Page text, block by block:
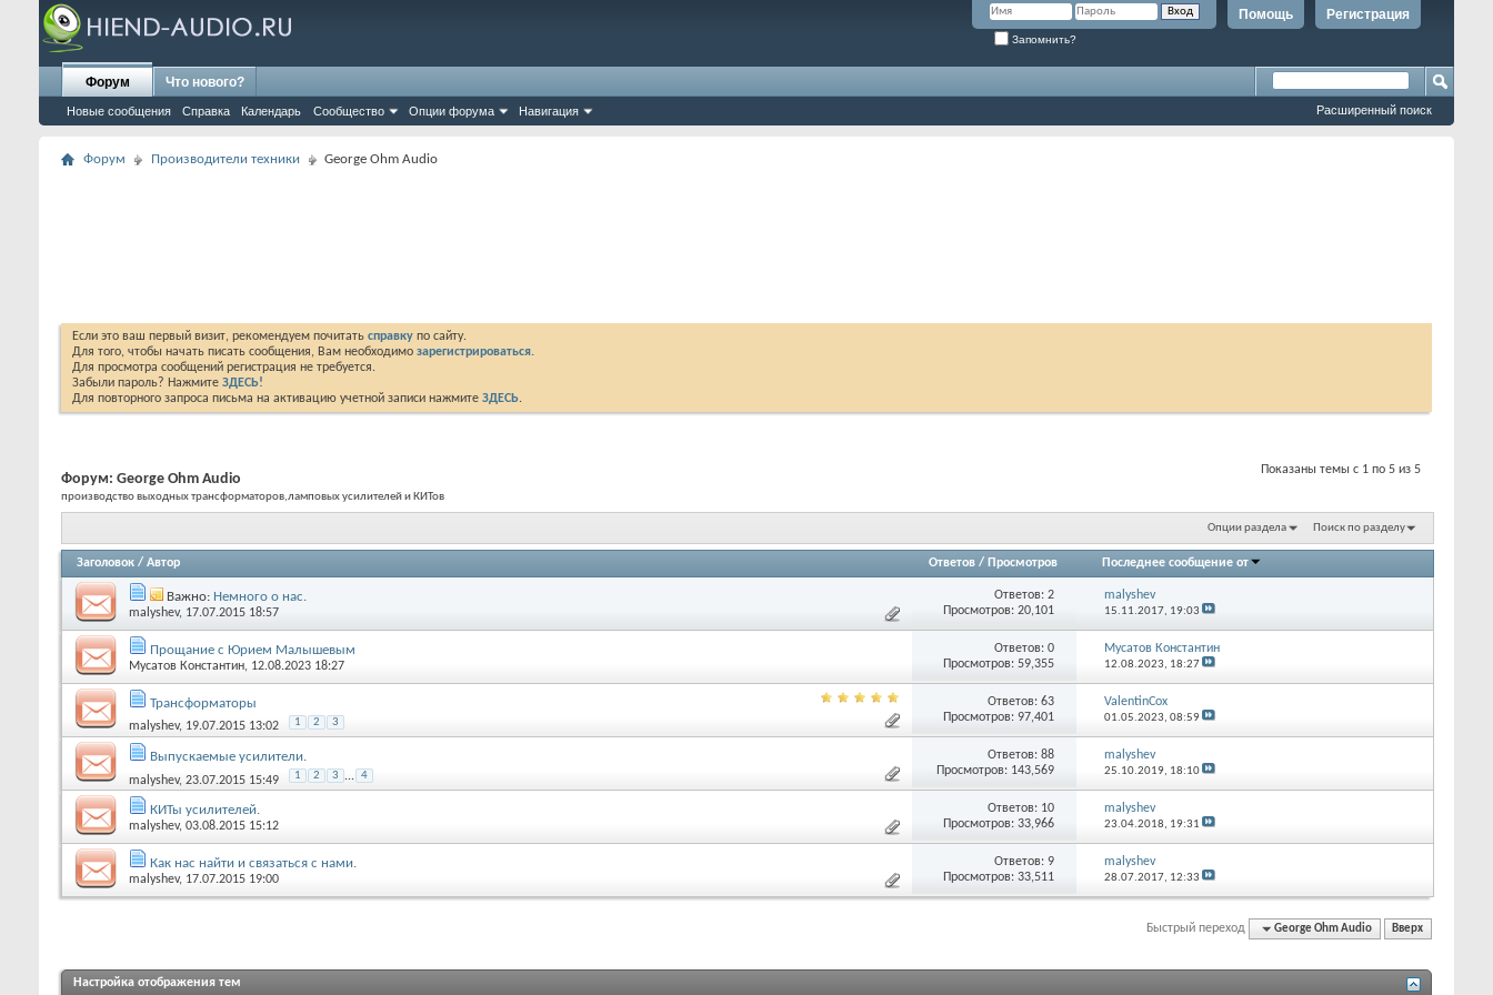
Регистрация
Помощь
Запомнить?
Форум
Новые сообщения Справка Календарь Сообщество Опции форума Навигация
Что нового?
Расширенный поиск
Форум Производители техники George Ohm Audio
Если это ваш первый визит, рекомендуем почитать справку по сайту.
Для того, чтобы начать писать сообщения, Вам необходимо зарегистрироваться.
Для просмотра сообщений регистрация не требуется.
Забыли пароль? Нажмите ЗДЕСЬ!
Для повторного запроса письма на активацию учетной записи нажмите ЗДЕСЬ.
Показаны темы с 1 по 5 из 5
Форум: George Ohm Audio
производство выходных трансформаторов,ламповых усилителей и КИТов
Опции раздела Поиск по разделу
Заголовок / Автор Ответов / Просмотров Последнее сообщение от
Важно: Немного о нас.
malyshev, 17.07.2015 18:57
Ответов:2
Просмотров: 20,101
malyshev
15.11.2017, 19:03
Прощание с Юрием Малышевым
Мусатов Константин, 12.08.2023 18:27
Ответов:0
Просмотров: 59,355
Мусатов Константин
12.08.2023, 18:27
Трансформаторы
malyshev, 19.07.2015 13:02 1 2 3
Ответов:63
Просмотров: 97,401
ValentinCox
01.05.2023, 08:59
Выпускаемые усилители.
malyshev, 23.07.2015 15:49 1 2 3 ... 4
Ответов:88
Просмотров: 143,569
malyshev
25.10.2019, 18:10
КИТы усилителей.
malyshev, 03.08.2015 15:12
Ответов: 10
Просмотров: 33,966
malyshev
23.04.2018, 19:31
Как нас найти и связаться с нами.
malyshev, 17.07.2015 19:00
Ответов:9
Просмотров: 33,511
malyshev
28.07.2017, 12:33
Быстрый переход George Ohm Audio Вверх
Настройка отображения тем